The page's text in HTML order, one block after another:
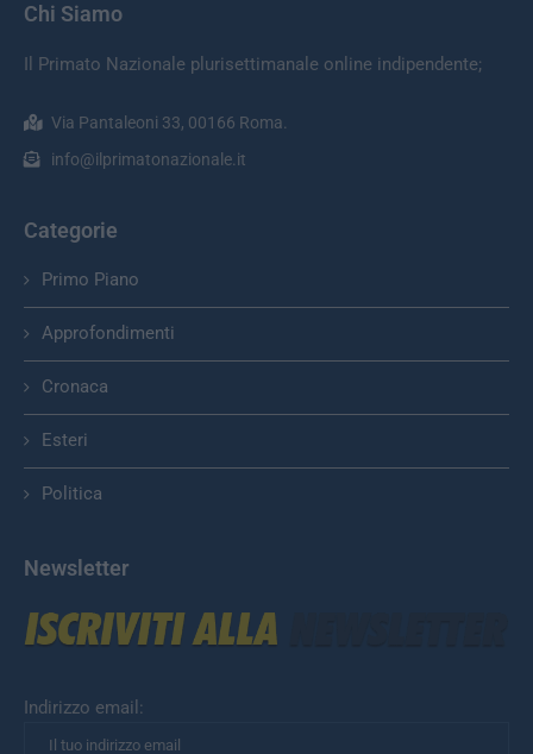
Chi Siamo
Il Primato Nazionale plurisettimanale online indipendente;
Via Pantaleoni 33, 00166 Roma.
info@ilprimatonazionale.it
Categorie
Primo Piano
Approfondimenti
Cronaca
Esteri
Politica
Newsletter
Indirizzo email: